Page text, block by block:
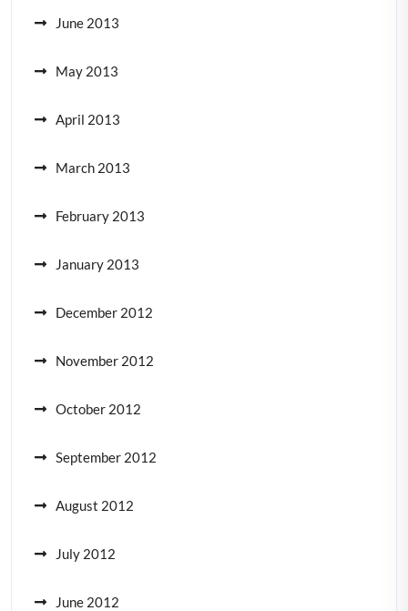
June 2013
May 2013
April 2013
March 2013
February 2013
January 2013
December 2012
November 2012
October 2012
September 2012
August 2012
July 2012
June 2012